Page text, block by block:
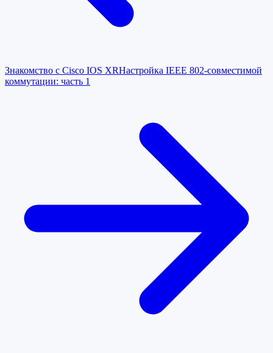
Знакомство с Cisco IOS XRНастройка IEEE 802-совместимой
коммутации: часть 1